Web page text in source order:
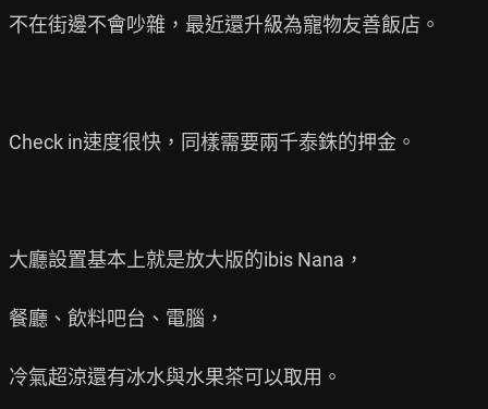
不在街邊不會吵雜，最近還升級為寵物友善飯店。
Check in速度很快，同樣需要兩千泰銖的押金。
大廳設置基本上就是放大版的ibis Nana，
餐廳、飲料吧台、電腦，
冷氣超涼還有冰水與水果茶可以取用。